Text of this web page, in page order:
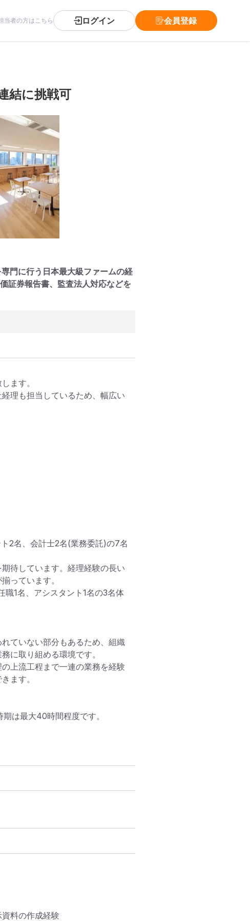
当者の方はこちら ログイン 会員登録
結に挑戦可
門に行う日本最大級ファームの経
証券報告書、監査法人対応などを
ます。
理も担当しているため、幅広い
2名、会計士2名(業務委託)の7名
待しています。経理経験の長い
っています。
職1名、アシスタント1名の3名体
ていない部分もあるため、組織
に取り組める環境です。
上流工程まで一連の業務を経験
ます。
は最大40時間程度です。
料の作成経験